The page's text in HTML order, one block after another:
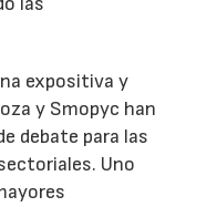
expositiva y
y Smopyc han
debate para las
Uno